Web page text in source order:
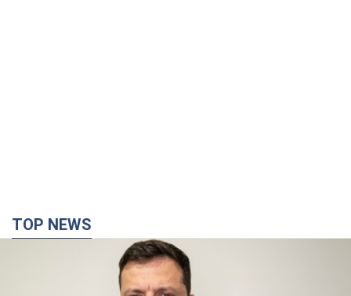
"Війна буде все більш відчутною в Росії":
Зеленський про наслідки нових ударів по
Україні, важливі звіти й атаки по об'єктах
Понад 300 тисяч сімей в Одесі та області залишалися без